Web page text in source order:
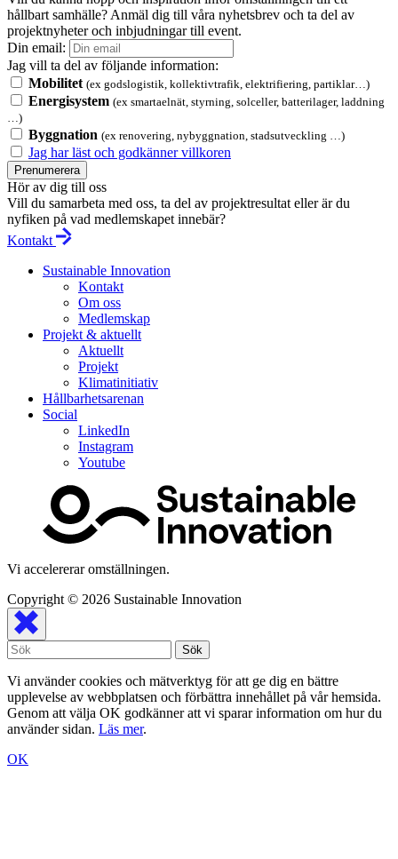
hållbart samhälle? Anmäl dig till våra nyhetsbrev och ta del av
projektnyheter och inbjudningar till event.
Din email:
Jag vill ta del av följande information:
Mobilitet (ex godslogistik, kollektivtrafik, elektrifiering, partiklar…)
Energisystem (ex smartaelnät, styrning, solceller, batterilager, laddning
…)
Byggnation (ex renovering, nybyggnation, stadsutveckling …)
Jag har läst och godkänner villkoren
Prenumerera
Hör av dig till oss
Vill du samarbeta med oss, ta del av projektresultat eller är du
nyfiken på vad medlemskapet innebär?
Kontakt
Sustainable Innovation
Kontakt
Om oss
Medlemskap
Projekt & aktuellt
Aktuellt
Projekt
Klimatinitiativ
Hållbarhetsarenan
Social
LinkedIn
Instagram
Youtube
Vi accelererar omställningen.
Copyright © 2026 Sustainable Innovation
Vi använder cookies och mätverktyg för att ge dig en bättre
upplevelse av webbplatsen och förbättra innehållet på vår hemsida.
Genom att välja OK godkänner att vi sparar information om hur du
använder sidan. Läs mer.
OK